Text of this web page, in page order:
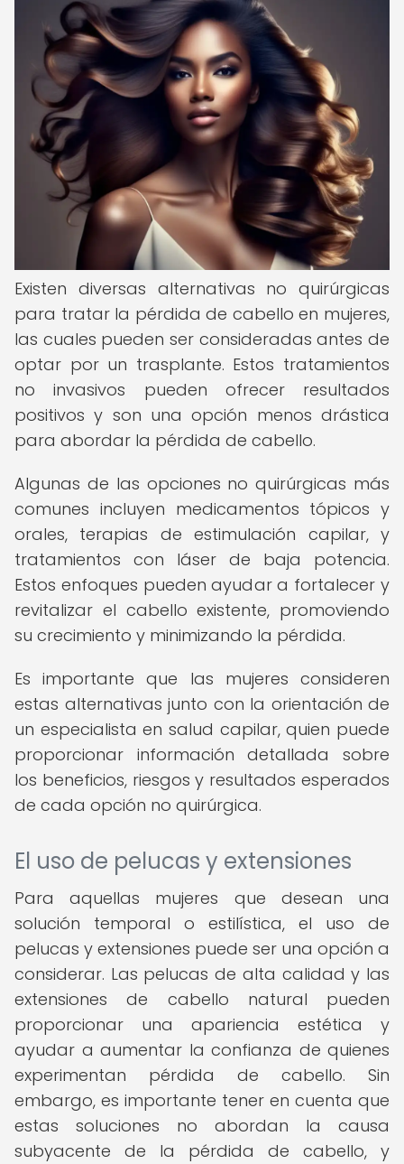
Existen diversas alternativas no quirúrgicas
para tratar la pérdida de cabello en mujeres,
las cuales pueden ser consideradas antes de
optar por un trasplante. Estos tratamientos
no invasivos pueden ofrecer resultados
positivos y son una opción menos drástica
para abordar la pérdida de cabello.
Algunas de las opciones no quirúrgicas más
comunes incluyen medicamentos tópicos y
orales, terapias de estimulación capilar, y
tratamientos con láser de baja potencia.
Estos enfoques pueden ayudar a fortalecer y
revitalizar el cabello existente, promoviendo
su crecimiento y minimizando la pérdida.
Es importante que las mujeres consideren
estas alternativas junto con la orientación de
un especialista en salud capilar, quien puede
proporcionar información detallada sobre
los beneficios, riesgos y resultados esperados
de cada opción no quirúrgica.
El uso de pelucas y extensiones
Para aquellas mujeres que desean una
solución temporal o estilística, el uso de
pelucas y extensiones puede ser una opción a
considerar. Las pelucas de alta calidad y las
extensiones de cabello natural pueden
proporcionar una apariencia estética y
ayudar a aumentar la confianza de quienes
experimentan pérdida de cabello. Sin
embargo, es importante tener en cuenta que
estas soluciones no abordan la causa
subyacente de la pérdida de cabello, y